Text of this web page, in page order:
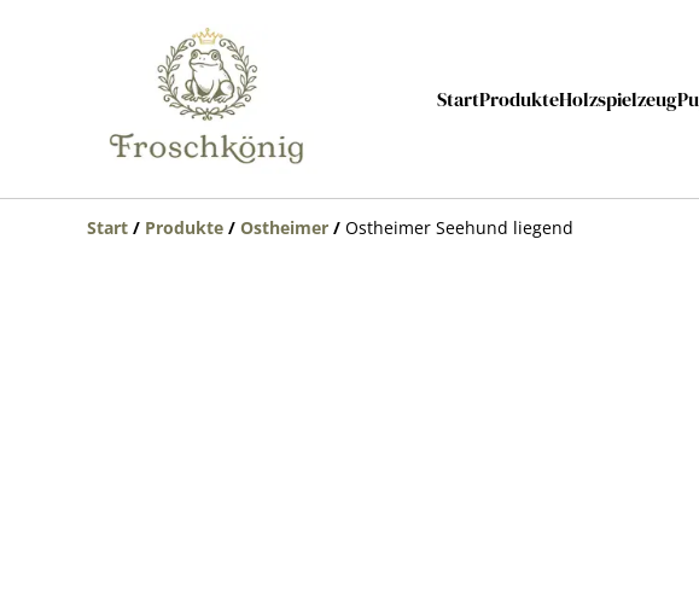
StartProdukteHolzspielzeug
Start / Produkte / Ostheimer / Ostheimer Seehund liegend